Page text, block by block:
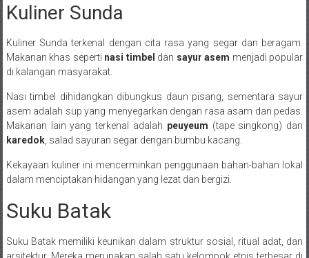
Kuliner Sunda
Kuliner Sunda terkenal dengan cita rasa yang segar dan beragam.
Makanan khas seperti nasi timbel dan sayur asem menjadi popular
di kalangan masyarakat.
Nasi timbel dihidangkan dibungkus daun pisang, sementara sayur
asem adalah sup yang menyegarkan dengan rasa asam dan pedas.
Makanan lain yang terkenal adalah peuyeum (tape singkong) dan
karedok, salad sayuran segar dengan bumbu kacang.
Kekayaan kuliner ini mencerminkan penggunaan bahan-bahan lokal
dalam menciptakan hidangan yang lezat dan bergizi.
Suku Batak
Suku Batak memiliki keunikan dalam struktur sosial, ritual adat, dan
arsitektur. Mereka merupakan salah satu kelompok etnis terbesar di